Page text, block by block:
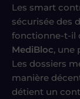
Les smart
sécurisée des
fonctionne-t-il
MediBloc, une
Les dossiers
manière
détient un